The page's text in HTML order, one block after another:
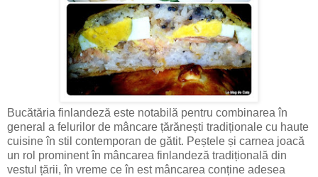
Bucătăria finlandeză este notabilă pentru combinarea în
general a felurilor de mâncare țărănești tradiționale cu haute
cuisine în stil contemporan de gătit. Peștele și carnea joacă
un rol prominent în mâncarea finlandeză tradițională din
vestul țării, în vreme ce în est mâncarea conține adesea